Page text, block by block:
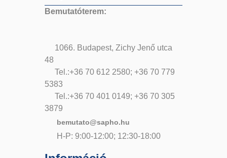
Bemutatóterem:
1066. Budapest, Zichy Jenő utca
48
Tel.:+36 70 612 2580; +36 70 779
5383
Tel.:+36 70 401 0149; +36 70 305
3879
bemutato@sapho.hu
H-P: 9:00-12:00; 12:30-18:00